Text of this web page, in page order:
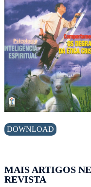
DOWNLOAD
MAIS ARTIGOS
REVISTA